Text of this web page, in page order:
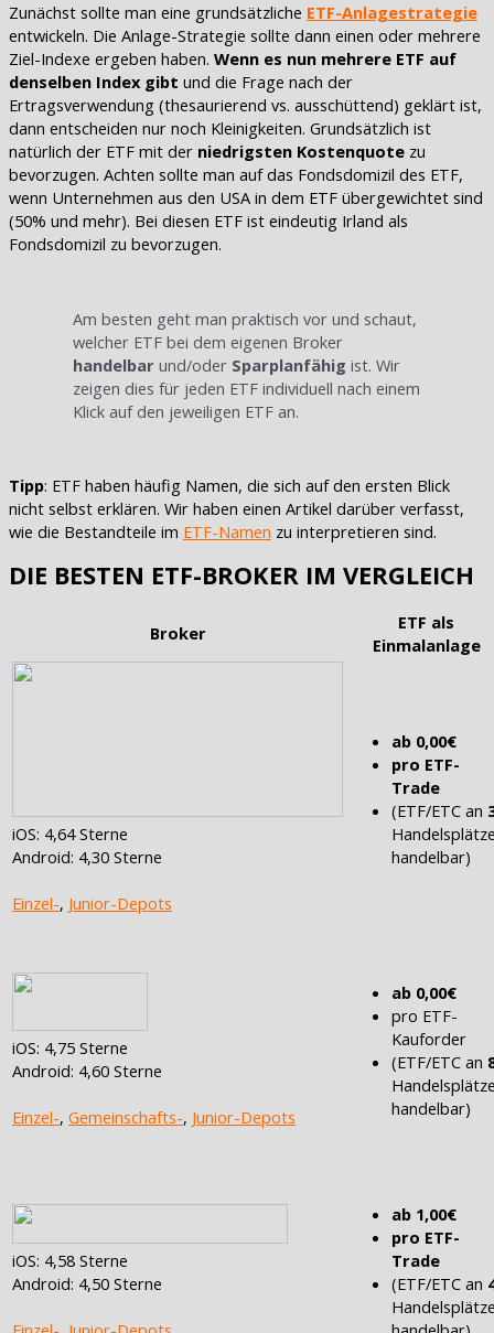
Zunächst sollte man eine grundsätzliche ETF-Anlagestrategie
entwickeln. Die Anlage-Strategie sollte dann einen oder mehrere
Ziel-Indexe ergeben haben. Wenn es nun mehrere ETF auf
denselben Index gibt und die Frage nach der
Ertragsverwendung (thesaurierend vs. ausschüttend) geklärt ist,
dann entscheiden nur noch Kleinigkeiten. Grundsätzlich ist
natürlich der ETF mit der niedrigsten Kostenquote zu
bevorzugen. Achten sollte man auf das Fondsdomizil des ETF,
wenn Unternehmen aus den USA in dem ETF übergewichtet sind
(50% und mehr). Bei diesen ETF ist eindeutig Irland als
Fondsdomizil zu bevorzugen.
Am besten geht man praktisch vor und schaut,
welcher ETF bei dem eigenen Broker
handelbarund/oder Sparplanfähig ist. Wir
zeigen dies für jeden ETF individuell nach einem
Klick auf den jeweiligen ETF an.
Tipp: ETF haben häufig Namen, die sich auf den ersten Blick
nicht selbst erklären. Wir haben einen Artikel darüber verfasst,
wie die Bestandteile im ETF-Namen zu interpretieren sind.
DIE BESTEN ETF-BROKER IM VERGLEICH
Broker
ETF als
Einmalanlage
iOS: 4,64 Sterne
Android: 4,30 Sterne
Einzel-, Junior-Depots
ab 0,00€
pro ETF-
Trade
(ETF/ETC an
handelbar)
iOS: 4,75 Sterne
Android: 4,60 Sterne
Einzel-, Gemeinschafts-, Junior-Depots
ab 0,00€
pro ETF-
Kauforder
(ETF/ETC an
handelbar)
iOS: 4,58 Sterne
Android: 4,50 Sterne
ab 1,00€
pro ETF-
Trade
(ETF/ETC an